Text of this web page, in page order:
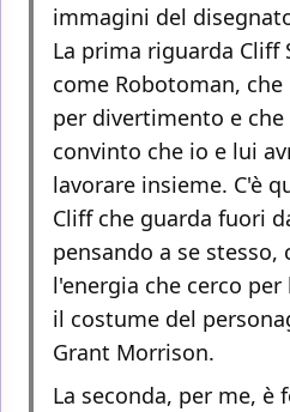
immagini del
La prima riguarda Cliff
come Robotoman,
per divertimento e
convinto che io e lui
lavorare insieme. C'è
Cliff che guarda fuori
pensando a se stesso,
l'energia che cerco
il costume del
Grant Morrison.
La seconda, per me, è